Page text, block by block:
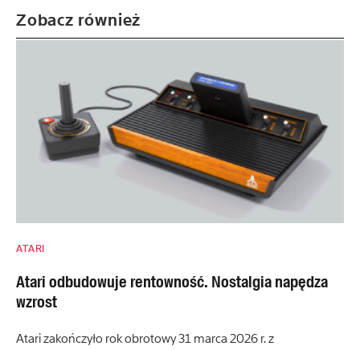
Zobacz również
ATARI
Atari odbudowuje rentowność. Nostalgia napędza
wzrost
Atari zakończyło rok obrotowy 31 marca 2026 r. z